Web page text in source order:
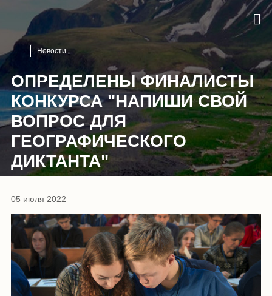
Новости
ОПРЕДЕЛЕНЫ ФИНАЛИСТЫ
КОНКУРСА "НАПИШИ СВОЙ
ВОПРОС ДЛЯ
ГЕОГРАФИЧЕСКОГО
ДИКТАНТА"
05 июля 2022